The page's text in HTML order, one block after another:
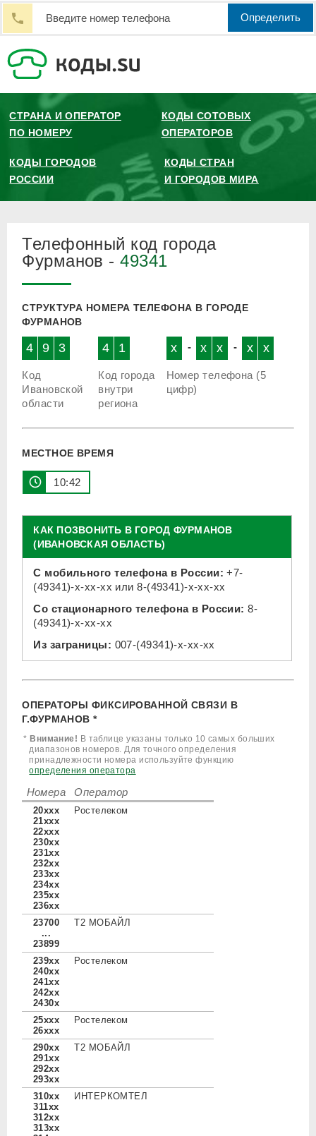
Определить
СТРАНА И ОПЕРАТОР
ПО НОМЕРУ
КОДЫ СОТОВЫХ
ОПЕРАТОРОВ
КОДЫ ГОРОДОВ
РОССИИ
КОДЫ СТРАН
И ГОРОДОВ МИРА
Телефонный код города
Фурманов -49341
СТРУКТУРА НОМЕРА ТЕЛЕФОНА В ГОРОДЕ
ФУРМАНОВ
4 9 3
Код
Ивановской
области
4 1
Код города
внутри
региона
x - x x - x x
Номер телефона (5
цифр)
МЕСТНОЕ ВРЕМЯ
10:42
КАК ПОЗВОНИТЬ В ГОРОД ФУРМАНОВ
(ИВАНОВСКАЯ ОБЛАСТЬ)
С мобильного телефона в России: +7-
(49341)-x-xx-xx или8-(49341)-x-xx-xx
Со стационарного телефона в России: 8-
(49341)-x-xx-xx
Из заграницы: 007-(49341)-x-xx-xx
ОПЕРАТОРЫ ФИКСИРОВАННОЙ СВЯЗИ В
Г.ФУРМАНОВ *
* Внимание! В таблице указаны только 10 самых больших
диапазонов номеров. Для точного определения
принадлежности номера используйте функцию
определения оператора
Номера Оператор
20xxx
21xxx
22xxx
230xx
231xx
232xx
233xx
234xx
235xx
236xx
Ростелеком
23700
...
23899
Т2 МОБАЙЛ
239xx
240xx
241xx
242xx
2430x
Ростелеком
25xxx
26xxx
Ростелеком
290xx
291xx
292xx
293xx
Т2 МОБАЙЛ
310xx
311xx
312xx
313xx
ИНТЕРКОМТЕЛ